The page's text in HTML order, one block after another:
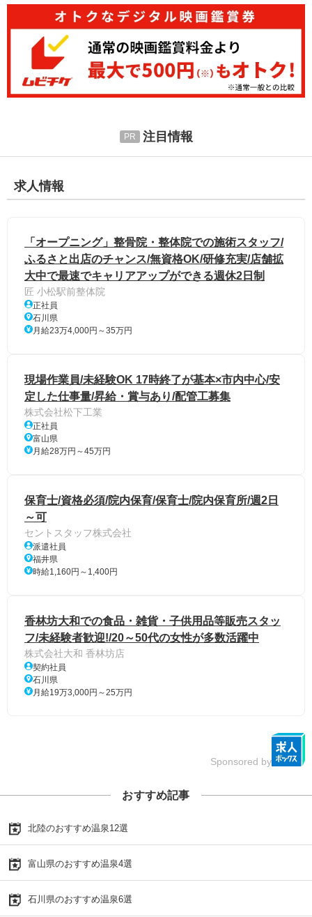
注目情報
求人情報
「オープニング」整骨院・整体院での施術スタッフ/
ふるさと出店のチャンス/無資格OK/研修充実/店舗拡
大中で最速でキャリアアップができる週休2日制
匠 小松駅前整体院
正社員
石川県
月給23万4,000円～35万円
現場作業員/未経験OK 17時終了が基本×市内中心/安
定した仕事量/昇給・賞与あり/配管工募集
株式会社松下工業
正社員
富山県
月給28万円～45万円
保育士/資格必須/院内保育/保育士/院内保育所/週2日
～可
セントスタッフ株式会社
派遣社員
福井県
時給1,160円～1,400円
香林坊大和での食品・雑貨・子供用品等販売スタッ
フ/未経験者歓迎!/20～50代の女性が多数活躍中
株式会社大和 香林坊店
契約社員
石川県
月給19万3,000円～25万円
Sponsored by
おすすめ記事
北陸のおすすめ温泉12選
富山県のおすすめ温泉4選
石川県のおすすめ温泉6選